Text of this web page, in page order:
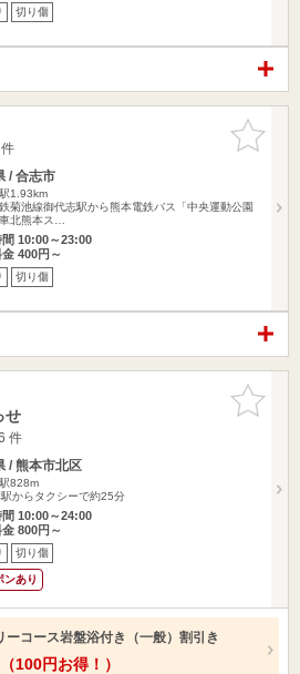
切り傷
お気に入
りに追加
/ 合志市
1.93km
菊池線御代志駅から熊本電鉄バス「中央運動公園
北熊本ス…
間 10:00～23:00
金 400円～
切り傷
お気に入
りに追加
せ
件
/ 熊本市北区
828m
からタクシーで約25分
間 10:00～24:00
金 800円～
切り傷
ンあり
ーコース岩盤浴付き（一般）割引き
100円お得！）